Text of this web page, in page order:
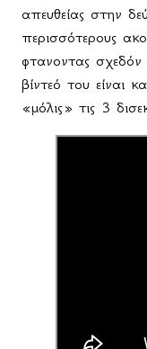
απευθείας στην
περισσότερους
φτανοντας
βίντεό του είναι
«μόλις» τις 3